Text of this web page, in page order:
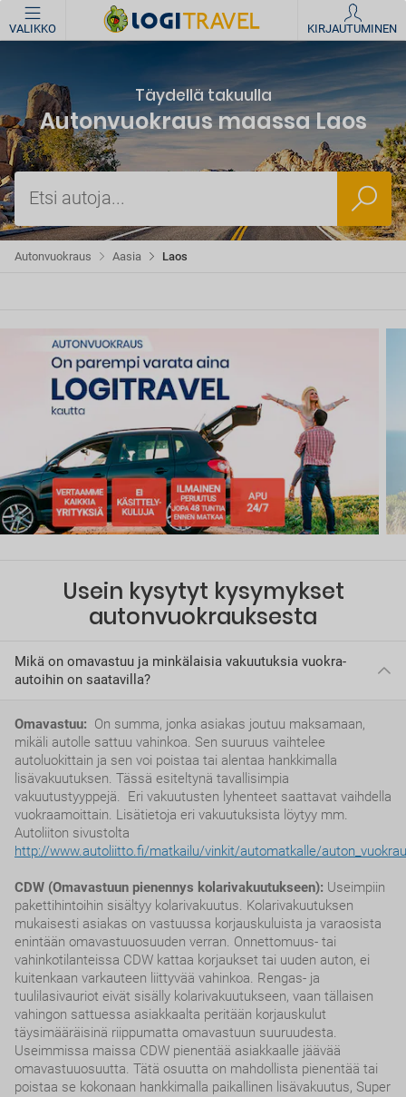
VALIKKO KIRJAUTUMINEN
Täydellä takuulla
Autonvuokraus maassa Laos
Etsi autoja...
Laos
Aasia
Autonvuokraus
Usein kysytyt kysymykset
autonvuokrauksesta
Mikä on omavastuu ja minkälaisia vakuutuksia vuokra-
autoihin on saatavilla?
Omavastuu: On summa, jonka asiakas joutuu maksamaan,
mikäli autolle sattuu vahinkoa. Sen suuruus vaihtelee
autoluokittain ja sen voi poistaa tai alentaa hankkimalla
lisävakuutuksen. Tässä esiteltynä tavallisimpia
vakuutustyyppejä. Eri vakuutusten lyhenteet saattavat vaihdella
vuokraamoittain. Lisätietoja eri vakuutuksista löytyy mm.
Autoliiton sivustolta
http://www.autoliitto.fi/matkailu/vinkit/automatkalle/
CDW (Omavastuun pienennys kolarivakuutukseen): Useimpiin
pakettihintoihin sisältyy kolarivakuutus. Kolarivakuutuksen
mukaisesti asiakas on vastuussa korjauskuluista ja varaosista
enintään omavastuuosuuden verran. Onnettomuus- tai
vahinkotilanteissa CDW kattaa korjaukset tai uuden auton, ei
kuitenkaan varkauteen liittyvää vahinkoa. Rengas- ja
tuulilasivauriot eivät sisälly kolarivakuutukseen, vaan tällaisen
vahingon sattuessa asiakkaalta peritään korjauskulut
täysimääräisinä riippumatta omavastuun suuruudesta.
Useimmissa maissa CDW pienentää asiakkaalle jäävää
omavastuuosuutta. Tätä osuutta on mahdollista pienentää tai
poistaa se kokonaan hankkimalla paikallinen lisävakuutus, Super